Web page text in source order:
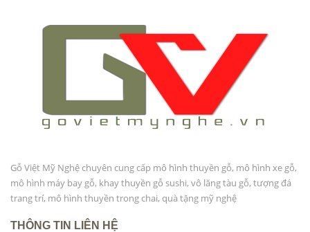
Gỗ Việt Mỹ Nghệ chuyên cung cấp mô hình thuyền gỗ, mô hình xe gỗ,
mô hình máy bay gỗ, khay thuyền gỗ sushi, vô lăng tàu gỗ, tượng đá
trang trí, mô hình thuyền trong chai, quà tặng mỹ nghệ
THÔNG TIN LIÊN HỆ